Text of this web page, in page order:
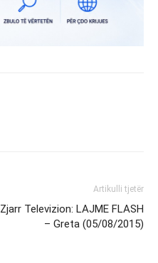
Artikulli tjetër
Zjarr Televizion: LAJME FLASH
– Greta (05/08/2015)